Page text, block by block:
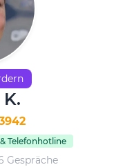
Telefonhotline
Gespräche